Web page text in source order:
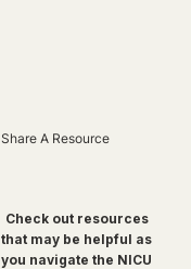
Share A Resource
Check out resources
that may be helpful as
you navigate the NICU